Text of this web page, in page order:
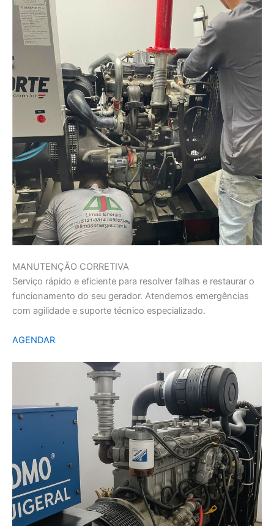
MANUTENÇÃO CORRETIVA
Serviço rápido e eficiente para resolver falhas e restaurar o
funcionamento do seu gerador. Atendemos emergências
com agilidade e suporte técnico especializado.
AGENDAR